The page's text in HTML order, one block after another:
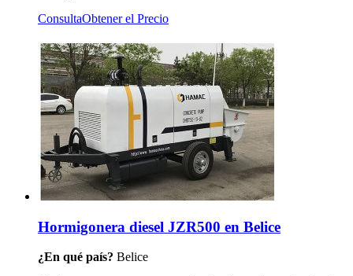
ConsultaObtener el Precio
Hormigonera diesel JZR500 en Belice
¿En qué país? Belice